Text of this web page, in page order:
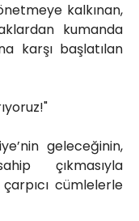
kalkınan,
kumanda
karşı başlatılan
geleceğinin,
çıkmasıyla
cümlelerle